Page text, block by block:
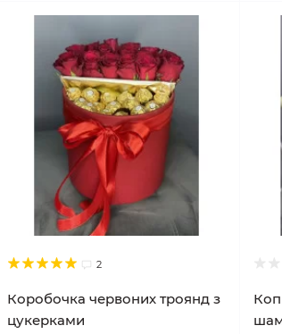
2
Коробочка червоних троянд з
цукерками